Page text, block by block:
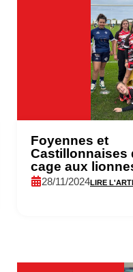
Foyennes et
Castillonnaises
cage aux
28/11/2024LIRE